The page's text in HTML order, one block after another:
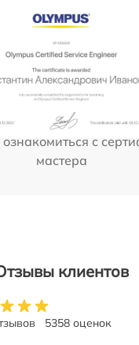
с
мастера
клиентов
5358 оценок